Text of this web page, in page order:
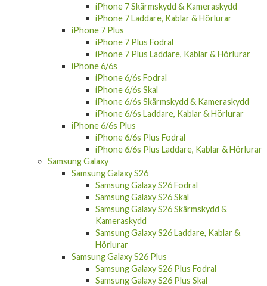
iPhone 7 Skärmskydd & Kameraskydd
iPhone 7 Laddare, Kablar & Hörlurar
iPhone 7 Plus
iPhone 7 Plus Fodral
iPhone 7 Plus Laddare, Kablar & Hörlurar
iPhone 6/6s
iPhone 6/6s Fodral
iPhone 6/6s Skal
iPhone 6/6s Skärmskydd & Kameraskydd
iPhone 6/6s Laddare, Kablar & Hörlurar
iPhone 6/6s Plus
iPhone 6/6s Plus Fodral
iPhone 6/6s Plus Laddare, Kablar & Hörlurar
Samsung Galaxy
Samsung Galaxy S26
Samsung Galaxy S26 Fodral
Samsung Galaxy S26 Skal
Samsung Galaxy S26 Skärmskydd &
Kameraskydd
Samsung Galaxy S26 Laddare, Kablar &
Hörlurar
Samsung Galaxy S26 Plus
Samsung Galaxy S26 Plus Fodral
Samsung Galaxy S26 Plus Skal